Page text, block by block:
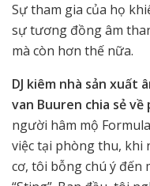
Sự tham gia của họ
sự tương đồng âm
mà còn hơn thế nữa.
DJ kiêm nhà sản xuất
van Buuren chia sẻ
người hâm mộ
việc tại phòng thu, khi
cơ, tôi bỗng chú ý đến